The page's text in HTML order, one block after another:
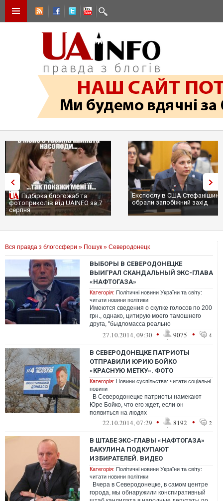
Підбірка блогожаб та
фотоприколів від UAINFO за 7
серпня
Експослу в США
обрали запобіжний захід
Вся правда з блогосфери » Пошук » Северодонецк
ВЫБОРЫ В СЕВЕРОДОНЕЦКЕ
ВЫИГРАЛ СКАНДАЛЬНЫЙ ЭКС-ГЛАВА
«НАФТОГАЗА»
Категорія: Політичні новини України та світу:
читати новини політики
Имеются сведения о скупке голосов по 200
грн., однако, цитирую моего тамошнего
друга, "быдломасса реально
проголосовала" за главного нафтогада
27.10.2014, 09:30 • 9075 • 4
В СЕВЕРОДОНЕЦКЕ ПАТРИОТЫ
ОТПРАВИЛИ ЮРИЮ БОЙКО
«КРАСНУЮ МЕТКУ». ФОТО
Категорія: Новини суспільства: читати соціальні
новини
В Северодонецке патриоты намекают
Юре Бойко, что его ждет, если он
появиться на людях
22.10.2014, 07:29 • 8192 • 2
В ШТАБЕ ЭКС-ГЛАВЫ «НАФТОГАЗА»
БАКУЛИНА ПОДКУПАЮТ
ИЗБИРАТЕЛЕЙ. ВИДЕО
Категорія: Політичні новини України та світу:
читати новини політики
Вчера в Северодонецке, в самом центре
города, мы обнаружили конспиративный